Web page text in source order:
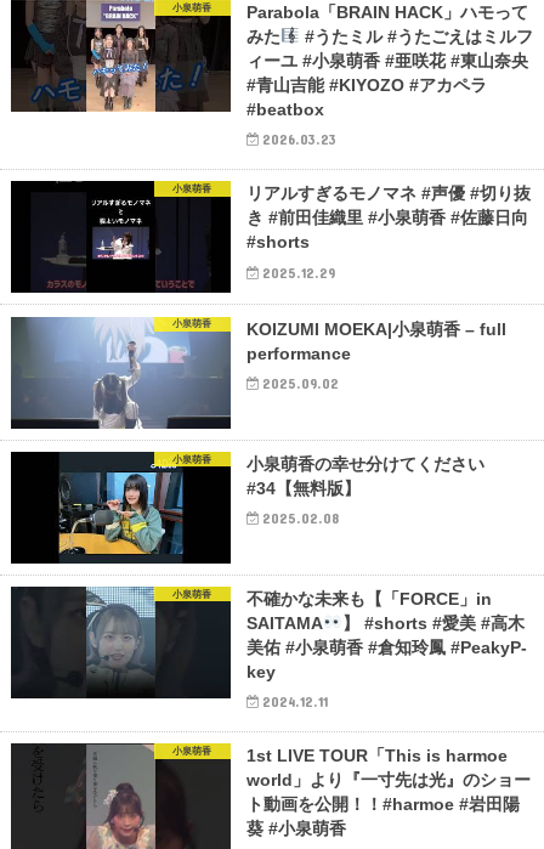
小泉萌香
Parabola「BRAIN HACK」ハモって
みた
#うたミル #うたごえはミルフ
ィーユ #小泉萌香 #亜咲花 #東山奈央
#青山吉能 #KIYOZO #アカペラ
#beatbox
2026.03.23
小泉萌香
リアルすぎるモノマネ #声優 #切り抜
き #前田佳織里 #小泉萌香 #佐藤日向
#shorts
2025.12.29
小泉萌香
KOIZUMI MOEKA|小泉萌香 – full
performance
2025.09.02
小泉萌香
小泉萌香の幸せ分けてください
#34【無料版】
2025.02.08
小泉萌香
不確かな未来も【「FORCE」in
SAITAMA
】 #shorts #愛美 #高木
美佑 #小泉萌香 #倉知玲鳳 #PeakyP-
key
2024.12.11
小泉萌香
1st LIVE TOUR「This is harmoe
world」より『一寸先は光』のショー
ト動画を公開！！#harmoe #岩田陽
葵 #小泉萌香